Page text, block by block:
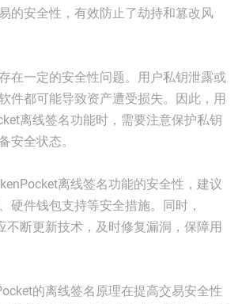
的安全性，有效防止了劫持和篡改风
在一定的安全性问题。用户私钥泄露或
件都可能导致资产遭受损失。因此，用
离线签名功能时，需要注意保护私钥
安全状态。
离线签名功能的安全性，建议
硬件钱包支持等安全措施。同时，
不断更新技术，及时修复漏洞，保障用
的离线签名原理在提高交易安全性